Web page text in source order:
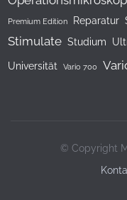
Premium Edition Reparatur
Stimulate Studium
Universität Vario 700
© Copyright